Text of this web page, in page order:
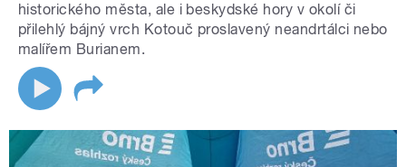
historického města, ale i beskydské hory v okolí či
přilehlý bájný vrch Kotouč proslavený neandrtálci nebo
malířem Burianem.